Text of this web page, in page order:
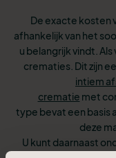
De exacte kosten
afhankelijk van het
u belangrijk vindt.
crematies. Dit zijn
intiem
crematie met
type bevat een basis
deze
U kunt daarnaast